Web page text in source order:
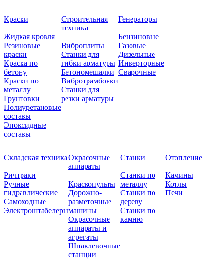
Краски
Жидкая кровля
Резиновые
краски
Краска по
бетону
Краски по
металлу
Грунтовки
Полиуретановые
составы
Эпоксидные
составы
Строительная
техника
Виброплиты
Станки для
гибки арматуры
Бетономешалки
Вибротрамбовки
Станки для
резки арматуры
Генераторы
Бензиновые
Газовые
Дизельные
Инверторные
Сварочные
Складская техника
Ричтраки
Ручные
гидравлические
Самоходные
Электроштабелеры
Окрасочные
аппараты
Краскопульты
Дорожно-
разметочные
машины
Окрасочные
аппараты и
агрегаты
Шпаклевочные
станции
Станки
Станки по
металлу
Станки по
дереву
Станки по
камню
Отопление
Камины
Котлы
Печи